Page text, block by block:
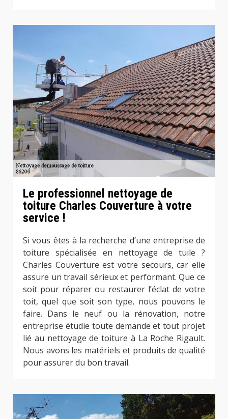
Le professionnel nettoyage de
toiture Charles Couverture à votre
service !
Si vous êtes à la recherche d’une entreprise de
toiture spécialisée en nettoyage de tuile ?
Charles Couverture est votre secours, car elle
assure un travail sérieux et performant. Que ce
soit pour réparer ou restaurer l’éclat de votre
toit, quel que soit son type, nous pouvons le
faire. Dans le neuf ou la rénovation, notre
entreprise étudie toute demande et tout projet
lié au nettoyage de toiture à La Roche Rigault.
Nous avons les matériels et produits de qualité
pour assurer du bon travail.